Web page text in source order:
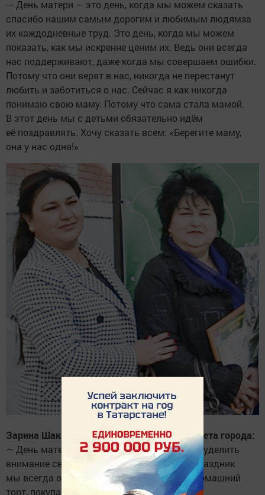
— День матери — это день, когда мы можем сказать
спасибо нашим самым дорогим и любимым людямза
их каждодневные труд. Это день, когда мы можем
показать, как мы искренне ценим их. Ведь они всегда
нас поддерживают, даже когда мы совершаем ошибки.
Потому что они верят в нас, никогда не перестанут
любить и заботиться о нас. Сейчас я как никогда
понимаю свою маму. Потому что сама стала мамой.
В этот день мы с детьми обязательно идём
её поздравлять. Хочу сказать всем: «Берегите маму,
она у нас одна!»
Зарина Шакирова, главный специалист Совета города:
— День матери — прекрасная возможность уделить
внимание своим мамам, бабушкам. Этот праздник
мы всегда отмечаем, я обязательно пеку домашний
торт, покупаем вкусняшки и идём с детьми